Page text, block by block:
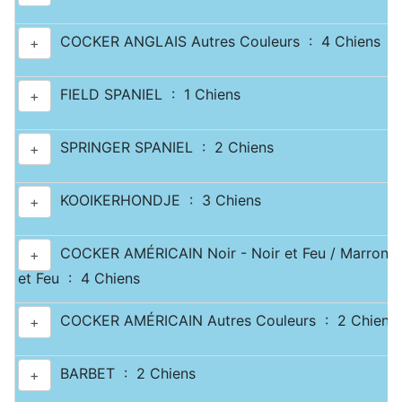
+ COCKER ANGLAIS Autres Couleurs : 4 Chiens
+ FIELD SPANIEL : 1 Chiens
+ SPRINGER SPANIEL : 2 Chiens
+ KOOIKERHONDJE : 3 Chiens
+
COCKER AMÉRICAIN Noir - Noir et Feu / Marron
et Feu : 4 Chiens
+ COCKER AMÉRICAIN Autres Couleurs : 2 Chiens
+ BARBET : 2 Chiens